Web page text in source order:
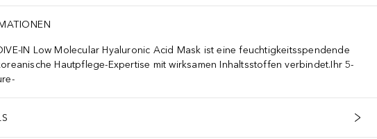
IN Low Molecular Hyaluronic Acid Mask ist eine feuchtigkeitsspendende
Hautpflege-Expertise mit wirksamen Inhaltsstoffen verbindet.Ihr 5-